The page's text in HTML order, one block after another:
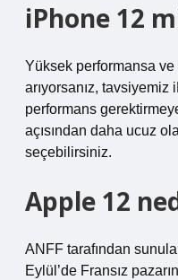
iPhone 12
Yüksek performansa
arıyorsanız, tavsiyemiz
performans
açısından daha ucuz
seçebilirsiniz.
Apple 12
ANFF tarafından
Eylül’de Fransız